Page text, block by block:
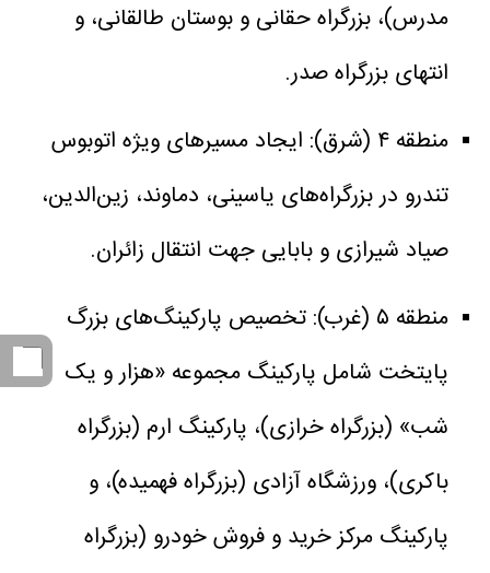
مدرس)، بزرگراه حقانی و بوستان طالقانی، و
انتهای بزرگراه صدر.
منطقه ۴ (شرق): ایجاد مسیرهای ویژه اتوبوس
تندرو در بزرگراه‌های یاسینی، دماوند، زین‌الدین،
صیاد شیرازی و بابایی جهت انتقال زائران.
منطقه ۵ (غرب): تخصیص پارکینگ‌های بزرگ
پایتخت شامل پارکینگ مجموعه «هزار و یک
شب» (بزرگراه خرازی)، پارکینگ ارم (بزرگراه
باکری)، ورزشگاه آزادی (بزرگراه فهمیده)، و
پارکینگ مرکز خرید و فروش خودرو (بزرگراه